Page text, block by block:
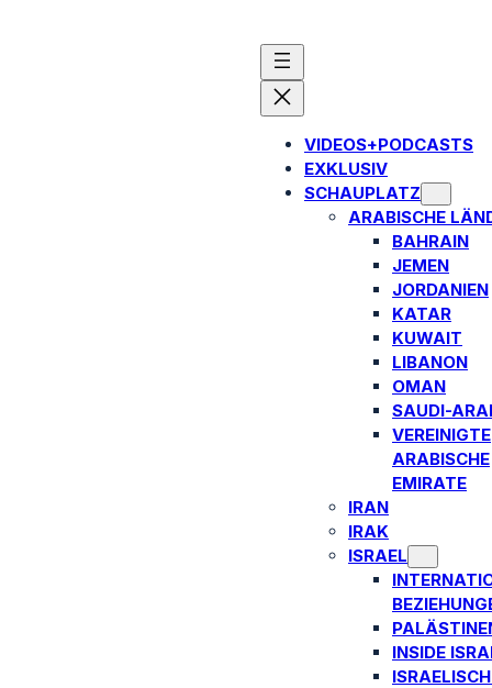
VIDEOS+PODCASTS
EXKLUSIV
SCHAUPLATZ
ARABISCHE
BAHRAIN
JEMEN
JORDANIEN
KATAR
KUWAIT
LIBANON
OMAN
SAUDI-
VEREINIGTE
ARABISCHE
EMIRATE
IRAN
IRAK
ISRAEL
INSIDE